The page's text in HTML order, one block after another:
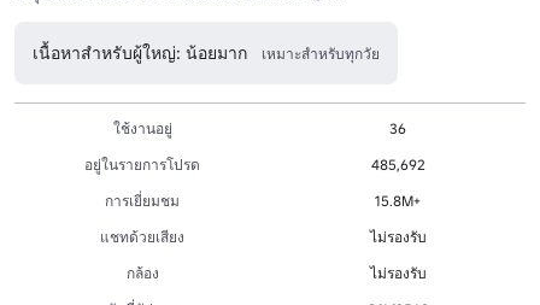
เนื้อหาสำหรับผู้ใหญ่: น้อยมาก เหมาะสำหรับทุกวัย
ใช้งานอยู่
36
อยู่ในรายการโปรด
485,692
การเยี่ยมชม
15.8M+
แชทด้วยเสียง
ไม่รองรับ
กล้อง
ไม่รองรับ